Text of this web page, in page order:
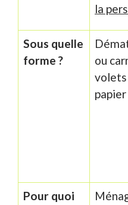
la
Sous quelle
forme ?
ou
volets
papier
Pour quoi